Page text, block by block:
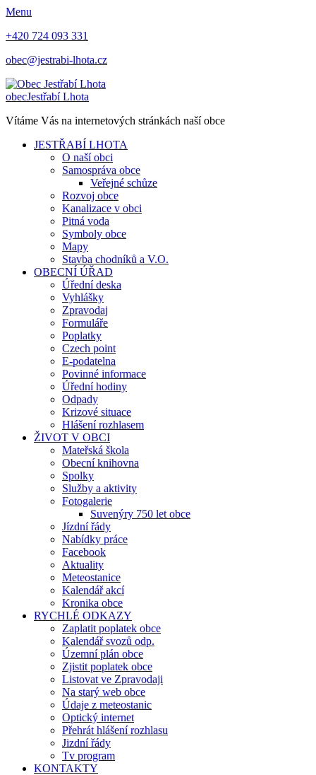
Menu
+420 724 093 331
obec@jestrabi-lhota.cz
obecJestřabí Lhota
Vítáme Vás na internetových stránkách naší obce
JESTŘABÍ LHOTA
O naší obci
Samospráva obce
Veřejné schůze
Rozvoj obce
Kanalizace v obci
Pitná voda
Symboly obce
Mapy
Stavba chodníků a V.O.
OBECNÍ ÚŘAD
Úřední deska
Vyhlášky
Zpravodaj
Formuláře
Poplatky
Czech point
E-podatelna
Povinné informace
Úřední hodiny
Odpady
Krizové situace
Hlášení rozhlasem
ŽIVOT V OBCI
Mateřská škola
Obecní knihovna
Spolky
Služby a aktivity
Fotogalerie
Suvenýry 750 let obce
Jízdní řády
Nabídky práce
Facebook
Aktuality
Meteostanice
Kalendář akcí
Kronika obce
RYCHLÉ ODKAZY
Zaplatit poplatek obce
Kalendář svozů odp.
Územní plán obce
Zjistit poplatek obce
Listovat ve Zpravodaji
Na starý web obce
Údaje z meteostanic
Optický internet
Přehrát hlášení rozhlasu
Jizdní řády
Tv program
KONTAKTY